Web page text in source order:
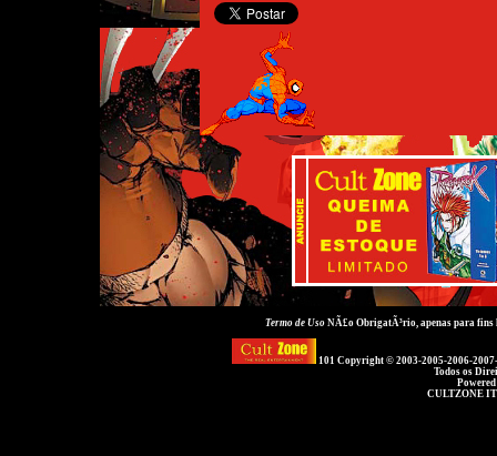
Termo de UsoNÃ£o ObrigatÃ³rio, apenas para
101 Copyright © 2003-2005-2006-
Todos os
CULTZONE